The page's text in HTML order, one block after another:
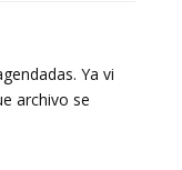
Ya vi
archivo se